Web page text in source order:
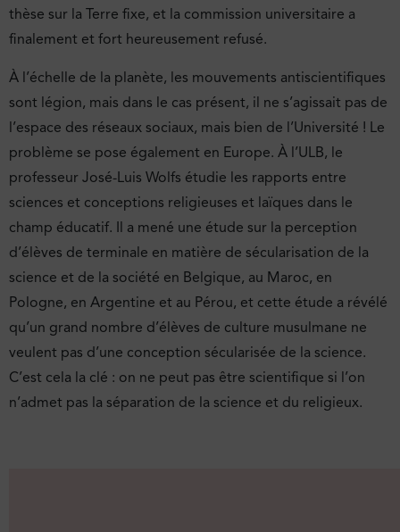
thèse sur la Terre fixe, et la commission universitaire a
finalement et fort heureusement refusé.
À l’échelle de la planète, les mouvements antiscientifiques
sont légion, mais dans le cas présent, il ne s’agissait pas de
l’espace des réseaux sociaux, mais bien de l’Université ! Le
problème se pose également en Europe. À l’ULB, le
professeur José-Luis Wolfs étudie les rapports entre
sciences et conceptions religieuses et laïques dans le
champ éducatif. Il a mené une étude sur la perception
d’élèves de terminale en matière de sécularisation de la
science et de la société en Belgique, au Maroc, en
Pologne, en Argentine et au Pérou, et cette étude a révélé
qu’un grand nombre d’élèves de culture musulmane ne
veulent pas d’une conception sécularisée de la science.
C’est cela la clé : on ne peut pas être scientifique si l’on
n’admet pas la séparation de la science et du religieux.